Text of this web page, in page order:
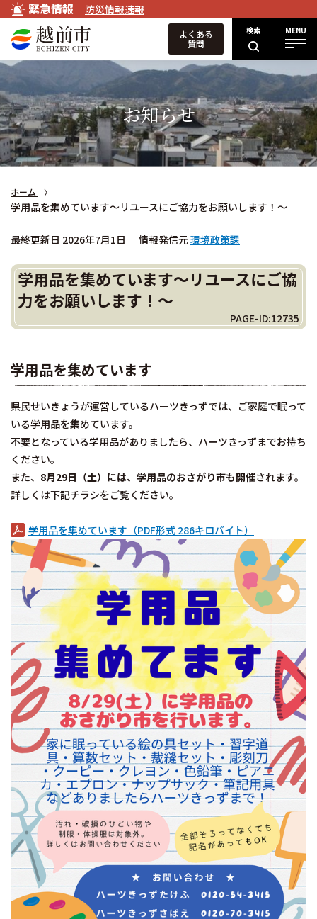
緊急情報 防災情報速報
検索 MENU
よくある
質問
お知らせ
ホーム
学用品を集めています～リユースにご協力をお願いします！～
最終更新日 2026年7月1日 情報発信元環境政策課
学用品を集めています～リユースにご協
力をお願いします！～
PAGE-ID:12735
学用品を集めています
県民せいきょうが運営しているハーツきっずでは、ご家庭で眠って
いる学用品を集めています。
不要となっている学用品がありましたら、ハーツきっずまでお持ち
ください。
また、 8月29日（土）には、学用品のおさがり市も開催されます。
詳しくは下記チラシをご覧ください。
学用品を集めています（PDF形式 286キロバイト）